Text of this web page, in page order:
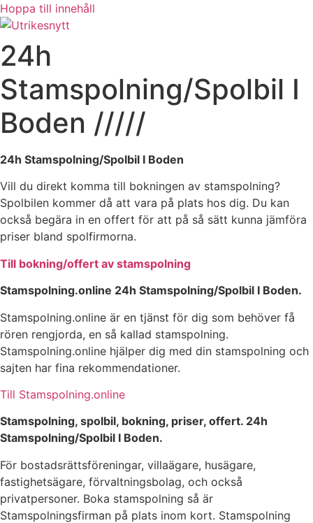
Hoppa till innehåll
24h
Stamspolning/Spolbil I
Boden /////
24h Stamspolning/Spolbil I Boden
Vill du direkt komma till bokningen av stamspolning?
Spolbilen kommer då att vara på plats hos dig. Du kan
också begära in en offert för att på så sätt kunna jämföra
priser bland spolfirmorna.
Till bokning/offert av stamspolning
Stamspolning.online 24h Stamspolning/Spolbil I Boden.
Stamspolning.online är en tjänst för dig som behöver få
rören rengjorda, en så kallad stamspolning.
Stamspolning.online hjälper dig med din stamspolning och
sajten har fina rekommendationer.
Till Stamspolning.online
Stamspolning, spolbil, bokning, priser, offert. 24h
Stamspolning/Spolbil I Boden.
För bostadsrättsföreningar, villaägare, husägare,
fastighetsägare, förvaltningsbolag, och också
privatpersoner. Boka stamspolning så är
Stamspolningsfirman på plats inom kort. Stamspolning